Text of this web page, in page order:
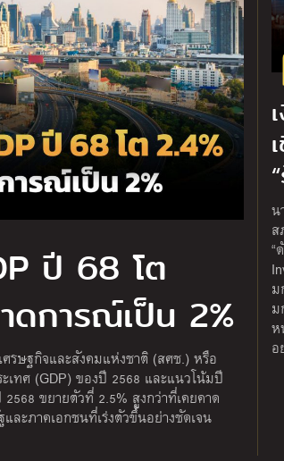
ปี 68 โต
ดการณ์เป็น 2%
รษฐกิจและสังคมแห่งชาติ (สศช.) หรือ
ทศ (GDP) ของปี 2568 และแนวโน้มปี
ขยายตัวที่ 2.5% สูงกว่าที่เคยคาด
ละภาคเอกชนที่เร่งตัวขึ้นอย่างชัดเจน
น
ส
“
ม
ม
ห
อ